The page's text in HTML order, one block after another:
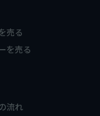
売る
を売る
流れ